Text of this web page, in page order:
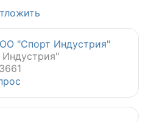
"Спорт Индустрия"